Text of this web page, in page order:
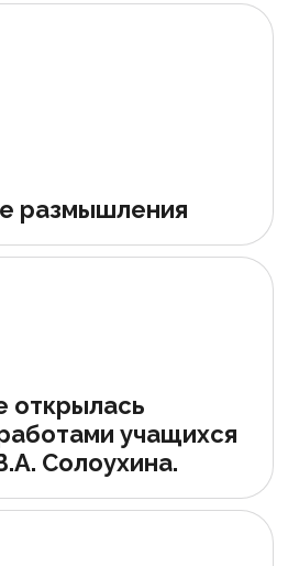
размышления
открылась
учащихся
Солоухина.